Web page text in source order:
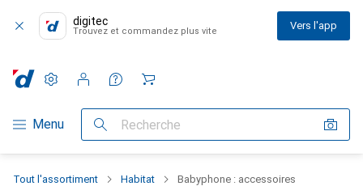
digitec
Trouvez et commandez plus vite Vers l'app
Navigation par catégorie
Menu Recherche
Paramètres
Compte client
Listes de comparaison
Listes d'envies
Panier
Tout l'assortiment Habitat Babyphone : accessoires